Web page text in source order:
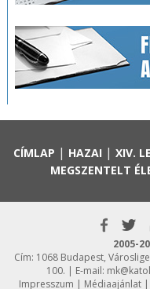
CÍMLAP | HAZAI | XIV.
MEGSZENTELT
2005-
Cím: 1068 Budapest,
100. | E-mail:
Impresszum | Médiaajánlat |